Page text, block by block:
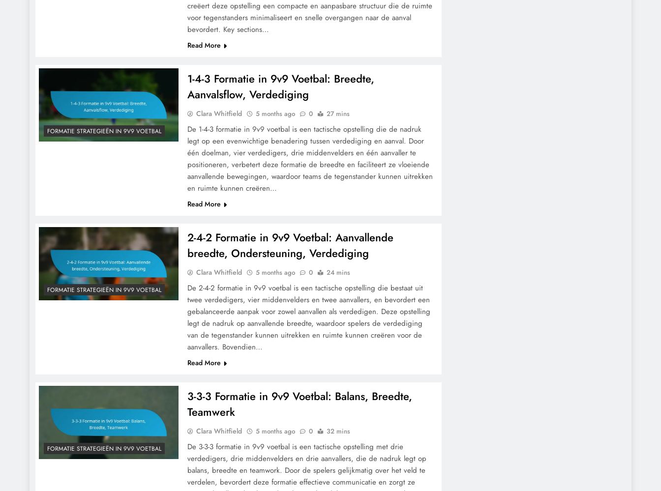
creëert deze opstelling een compacte en aanpasbare structuur die de ruimte
voor tegenstanders minimaliseert en snelle overgangen naar de aanval
bevordert. Key sections…
Read More
FORMATIE STRATEGIEËN IN 9V9 VOETBAL
1-4-3 Formatie in 9v9 Voetbal: Breedte,
Aanvalsflow, Verdediging
Clara Whitfield 5 months ago 0 27 mins
De 1-4-3 formatie in 9v9 voetbal is een tactische opstelling die de nadruk
legt op een evenwichtige benadering tussen verdediging en aanval. Door
één doelman, vier verdedigers, drie middenvelders en één aanvaller te
positioneren, verbetert deze formatie de breedte en faciliteert ze vloeiende
aanvallende bewegingen, waardoor teams de tegenstander kunnen uitrekken
en ruimte kunnen creëren…
Read More
FORMATIE STRATEGIEËN IN 9V9 VOETBAL
2-4-2 Formatie in 9v9 Voetbal: Aanvallende
breedte, Ondersteuning, Verdediging
Clara Whitfield 5 months ago 0 24 mins
De 2-4-2 formatie in 9v9 voetbal is een tactische opstelling die bestaat uit
twee verdedigers, vier middenvelders en twee aanvallers, en bevordert een
gebalanceerde aanpak voor zowel aanvallen als verdedigen. Deze opstelling
legt de nadruk op aanvallende breedte, waardoor spelers de verdediging
van de tegenstander kunnen uitrekken en ruimte kunnen creëren voor de
aanvallers. Bovendien…
Read More
FORMATIE STRATEGIEËN IN 9V9 VOETBAL
3-3-3 Formatie in 9v9 Voetbal: Balans, Breedte,
Teamwerk
Clara Whitfield 5 months ago 0 32 mins
De 3-3-3 formatie in 9v9 voetbal is een tactische opstelling met drie
verdedigers, drie middenvelders en drie aanvallers, die de nadruk legt op
balans, breedte en teamwork. Door de spelers gelijkmatig over het veld te
verdelen, bevordert deze formatie effectieve communicatie en zorgt ze